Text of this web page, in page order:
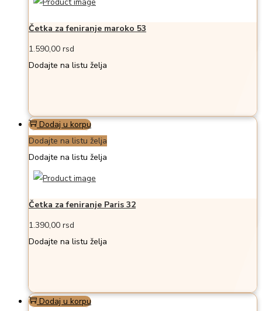
Četka za feniranje maroko 53
1.590,00 rsd
Dodajte na listu želja
Dodaj u korpu
Dodajte na listu želja
Dodajte na listu želja
Četka za feniranje Paris 32
1.390,00 rsd
Dodajte na listu želja
Dodaj u korpu